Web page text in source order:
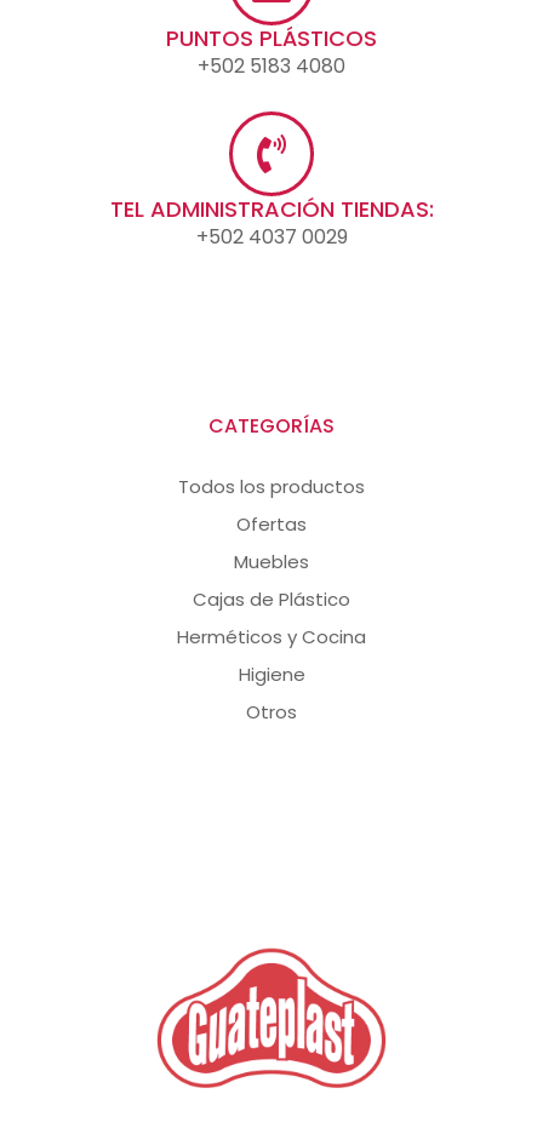
PUNTOS PLÁSTICOS
+502 5183 4080
TEL ADMINISTRACIÓN TIENDAS:
+502 4037 0029
CATEGORÍAS
Todos los productos
Ofertas
Muebles
Cajas de Plástico
Herméticos y Cocina
Higiene
Otros